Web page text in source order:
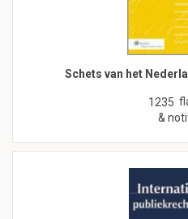
Schets van het
1235
&